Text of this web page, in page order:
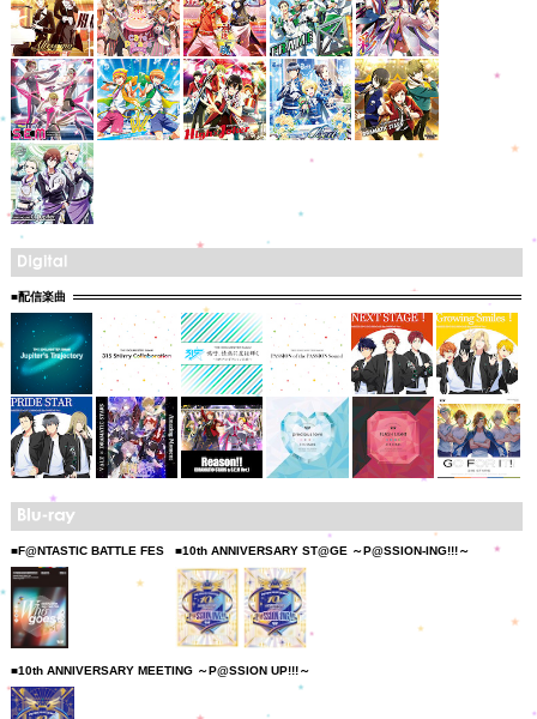
■配信楽曲
■F@NTASTIC BATTLE FES ■10th ANNIVERSARY ST@GE ～P@SSION-ING!!!～
■10th ANNIVERSARY MEETING ～P@SSION UP!!!～